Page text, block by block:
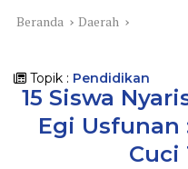
Beranda Daerah
Topik : Pendidikan
15 Siswa
Egi Usfunan
Cuci